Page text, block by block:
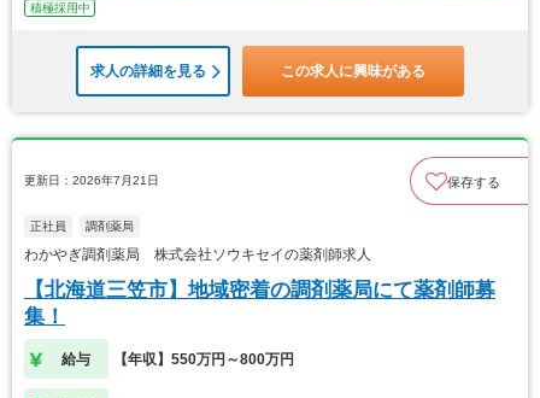
積極採用中
求人の詳細を見る この求人に興味がある
更新日：2026年7月21日 保存する
正社員 調剤薬局
わかやぎ調剤薬局 株式会社ソウキセイの薬剤師求人
【北海道三笠市】地域密着の調剤薬局にて薬剤師募
集！
給与 【年収】550万円～800万円